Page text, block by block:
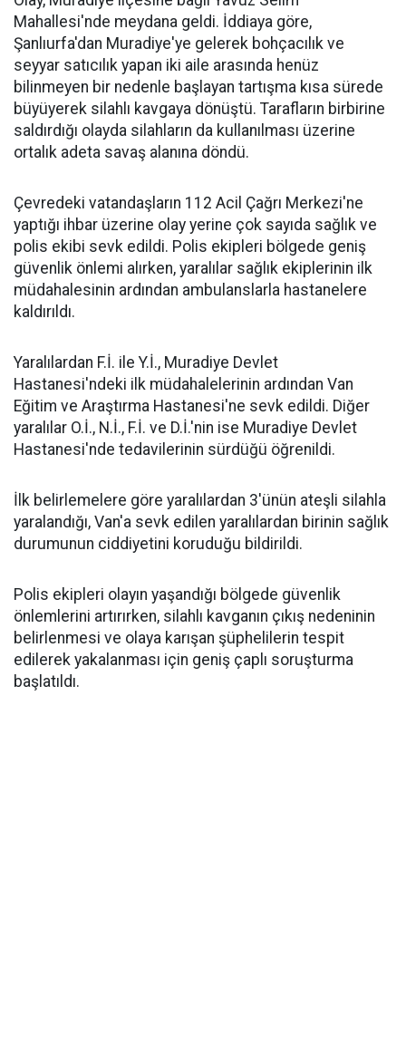
Mahallesi'nde meydana geldi. İddiaya göre,
Şanlıurfa'dan Muradiye'ye gelerek bohçacılık ve
seyyar satıcılık yapan iki aile arasında henüz
bilinmeyen bir nedenle başlayan tartışma kısa sürede
büyüyerek silahlı kavgaya dönüştü. Tarafların birbirine
saldırdığı olayda silahların da kullanılması üzerine
ortalık adeta savaş alanına döndü.
Çevredeki vatandaşların 112 Acil Çağrı Merkezi'ne
yaptığı ihbar üzerine olay yerine çok sayıda sağlık ve
polis ekibi sevk edildi. Polis ekipleri bölgede geniş
güvenlik önlemi alırken, yaralılar sağlık ekiplerinin ilk
müdahalesinin ardından ambulanslarla hastanelere
kaldırıldı.
Yaralılardan F.İ. ile Y.İ., Muradiye Devlet
Hastanesi'ndeki ilk müdahalelerinin ardından Van
Eğitim ve Araştırma Hastanesi'ne sevk edildi. Diğer
yaralılar O.İ., N.İ., F.İ. ve D.İ.'nin ise Muradiye Devlet
Hastanesi'nde tedavilerinin sürdüğü öğrenildi.
İlk belirlemelere göre yaralılardan 3'ünün ateşli silahla
yaralandığı, Van'a sevk edilen yaralılardan birinin sağlık
durumunun ciddiyetini koruduğu bildirildi.
Polis ekipleri olayın yaşandığı bölgede güvenlik
önlemlerini artırırken, silahlı kavganın çıkış nedeninin
belirlenmesi ve olaya karışan şüphelilerin tespit
edilerek yakalanması için geniş çaplı soruşturma
başlatıldı.